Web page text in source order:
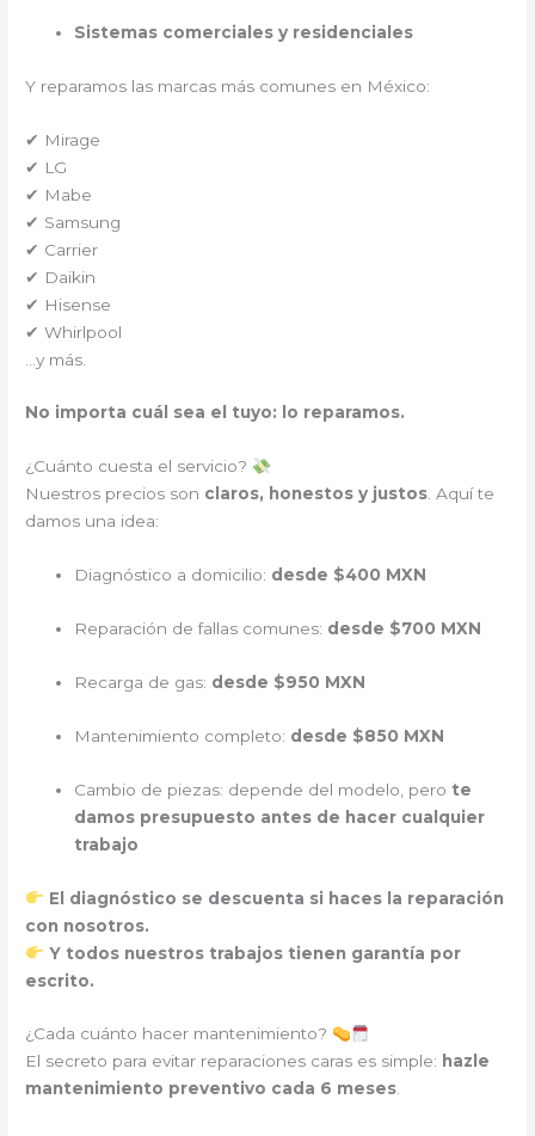
Sistemas comerciales y residenciales
Y reparamos las marcas más comunes en México:
✔ Mirage
✔ LG
✔ Mabe
✔ Samsung
✔ Carrier
✔ Daikin
✔ Hisense
✔ Whirlpool
…y más.
No importa cuál sea el tuyo: lo reparamos.
¿Cuánto cuesta el servicio?
Nuestros precios son claros, honestos y justos. Aquí te
damos una idea:
Diagnóstico a domicilio: desde $400 MXN
Reparación de fallas comunes: desde $700 MXN
Recarga de gas: desde $950 MXN
Mantenimiento completo: desde $850 MXN
Cambio de piezas: depende del modelo, pero te
damos presupuesto antes de hacer cualquier
trabajo
El diagnóstico se descuenta si haces la reparación
con nosotros.
Y todos nuestros trabajos tienen garantía por
escrito.
¿Cada cuánto hacer mantenimiento?
El secreto para evitar reparaciones caras es simple: hazle
mantenimiento preventivo cada 6 meses.